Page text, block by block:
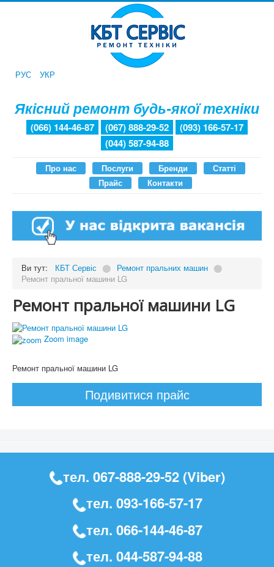
РУС УКР
Якісний ремонт будь-якої техніки
(066) 144-46-87 (067) 888-29-52
(093) 166-57-17
(044) 587-94-88
Про нас Послуги Бренди
Статті
Прайс
Контакти
Ви тут: КБТ Сервіс ⬤ Ремонт пральних машин ⬤
Ремонт пральної машини LG
Ремонт пральної машини LG
Zoom image
Ремонт пральної машини LG
Подивитися прайс
тел. 067-888-29-52 (Viber)
тел. 093-166-57-17
тел. 066-144-46-87
тел. 044-587-94-88